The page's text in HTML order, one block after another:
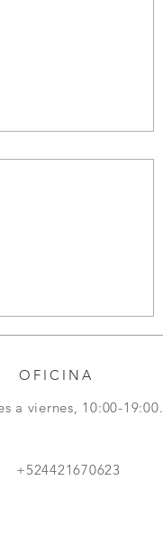
OFICINA
a viernes, 10:00-19:00.
+524421670623